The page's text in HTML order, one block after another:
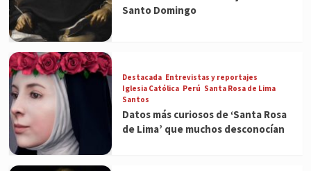
Santo Domingo
Destacada Entrevistas y reportajes
Iglesia Católica Perú Santa Rosa de Lima
Santos
Datos más curiosos de ‘Santa Rosa
de Lima’ que muchos desconocían